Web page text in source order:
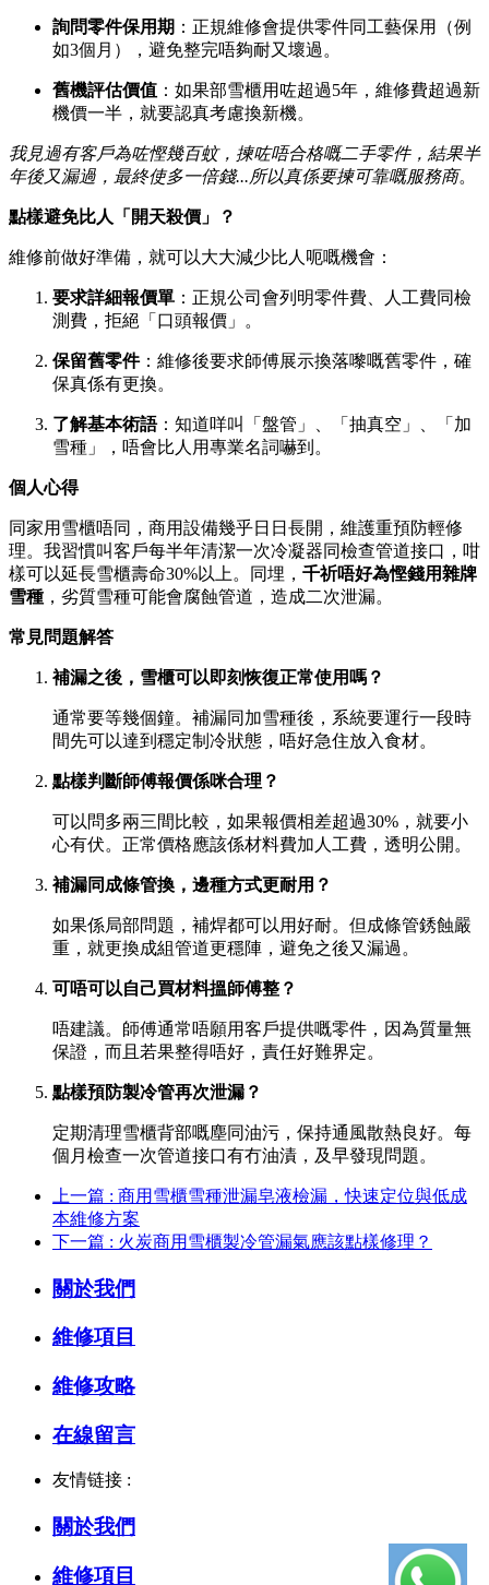
詢問零件保用期 ：正規維修會提供零件同工藝保用（例
如3個月），避免整完唔夠耐又壞過。
舊機評估價值 ：如果部雪櫃用咗超過5年，維修費超過新
機價一半，就要認真考慮換新機。
我見過有客戶為咗慳幾百蚊，揀咗唔合格嘅二手零件，結果半
年後又漏過，最終使多一倍錢...所以真係要揀可靠嘅服務商。
點樣避免比人「開天殺價」？
維修前做好準備，就可以大大減少比人呃嘅機會：
要求詳細報價單 ：正規公司會列明零件費、人工費同檢
測費，拒絕「口頭報價」。
保留舊零件：維修後要求師傅展示換落嚟嘅舊零件，確
保真係有更換。
了解基本術語：知道咩叫「盤管」、「抽真空」、「加
雪種」，唔會比人用專業名詞嚇到。
個人心得
同家用雪櫃唔同，商用設備幾乎日日長開，維護重預防輕修
理。我習慣叫客戶每半年清潔一次冷凝器同檢查管道接口，咁
樣可以延長雪櫃壽命30%以上。同埋， 千祈唔好為慳錢用雜牌
雪種 ，劣質雪種可能會腐蝕管道，造成二次泄漏。
常見問題解答
補漏之後，雪櫃可以即刻恢復正常使用嗎？
通常要等幾個鐘。補漏同加雪種後，系統要運行一段時
間先可以達到穩定制冷狀態，唔好急住放入食材。
點樣判斷師傅報價係咪合理？
可以問多兩三間比較，如果報價相差超過30%，就要小
心有伏。正常價格應該係材料費加人工費，透明公開。
補漏同成條管換，邊種方式更耐用？
如果係局部問題，補焊都可以用好耐。但成條管銹蝕嚴
重，就更換成組管道更穩陣，避免之後又漏過。
可唔可以自己買材料搵師傅整？
唔建議。師傅通常唔願用客戶提供嘅零件，因為質量無
保證，而且若果整得唔好，責任好難界定。
點樣預防製冷管再次泄漏？
定期清理雪櫃背部嘅塵同油污，保持通風散熱良好。每
個月檢查一次管道接口有冇油漬，及早發現問題。
上一篇 : 商用雪櫃雪種泄漏皂液檢漏，快速定位與低成
本維修方案
下一篇 : 火炭商用雪櫃製冷管漏氣應該點樣修理？
關於我們
維修項目
維修攻略
在線留言
友情链接 :
關於我們
維修項目